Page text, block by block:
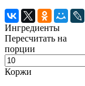
Ингредиенты
Пересчитать на
порции
Коржи